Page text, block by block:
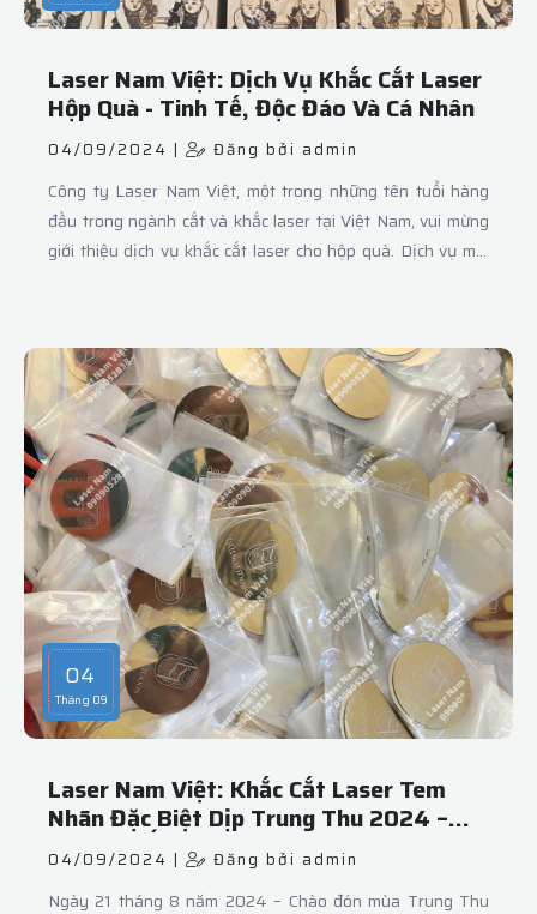
Laser Nam Việt: Dịch Vụ Khắc Cắt Laser
Hộp Quà - Tinh Tế, Độc Đáo Và Cá Nhân
04/09/2024 | Đăng bởi admin
Công ty Laser Nam Việt, một trong những tên tuổi hàng
đầu trong ngành cắt và khắc laser tại Việt Nam, vui mừng
giới thiệu dịch vụ khắc cắt laser cho hộp quà. Dịch vụ mới
04
Tháng 09
Laser Nam Việt: Khắc Cắt Laser Tem
Nhãn Đặc Biệt Dịp Trung Thu 2024 –
Tạo Dấu Ấn Cá Nhân Hóa Cho Mỗi Món
Quà
04/09/2024 | Đăng bởi admin
Ngày 21 tháng 8 năm 2024 – Chào đón mùa Trung Thu